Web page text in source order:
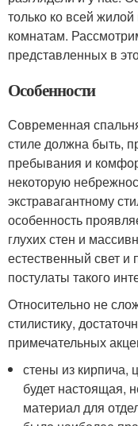
только ко всей
комнатам.
представленных в
Особенности
Современная
стиле должна быть,
пребывания и
некоторую
экстравагантному
особенность
глухих стен и
естественный свет
постулаты такого
Относительно не
стилистику,
примечательных
стены из кирпича,
будет настоящая,
материал для